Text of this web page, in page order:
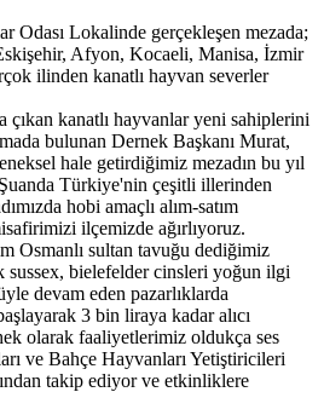
Odası Lokalinde gerçekleşen mezada;
Afyon, Kocaeli, Manisa, İzmir
ilinden kanatlı hayvan severler
çıkan kanatlı hayvanlar yeni sahiplerini
bulunan Dernek Başkanı Murat,
hale getirdiğimiz mezadın bu yıl
Türkiye'nin çeşitli illerinden
hobi amaçlı alım-satım
ilçemizde ağırlıyoruz.
Osmanlı sultan tavuğu dediğimiz
sussex, bielefelder cinsleri yoğun ilgi
devam eden pazarlıklarda
3 bin liraya kadar alıcı
olarak faaliyetlerimiz oldukça ses
ve Bahçe Hayvanları Yetiştiricileri
takip ediyor ve etkinliklere